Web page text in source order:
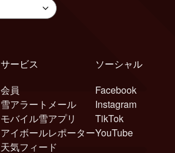
サービス
会員
雪アラートメール
モバイル雪アプリ
アイボールレポーター
天気フィード
ソーシャル
Facebook
Instagram
TikTok
YouTube